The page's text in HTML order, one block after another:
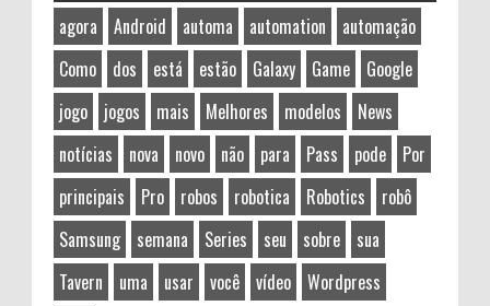
agora Android automa automation
automação
Como
dos está estão Galaxy Game
Google
jogo
jogos mais Melhores modelos
News
notícias
nova novo não para Pass pode
Por
principais
Pro robos robotica Robotics
robô
Samsung
semana Series seu sobre
sua
Tavern
uma usar você vídeo
Wordpress